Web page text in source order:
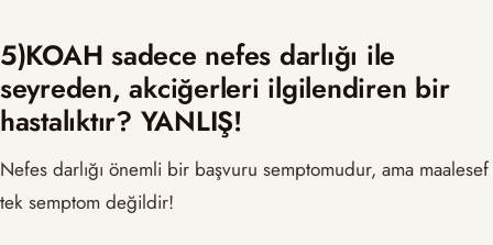
5)KOAH sadece nefes darlığı ile
seyreden, akciğerleri ilgilendiren bir
hastalıktır? YANLIŞ!
Nefes darlığı önemli bir başvuru semptomudur, ama maalesef
tek semptom değildir!